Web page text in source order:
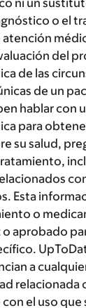
ni un
o el
del
de las
de un
hablar con
para
su salud,
Esta
o
aprobado
a
relacionada
el uso que